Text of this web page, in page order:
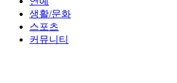
생활/문화
스포츠
커뮤니티